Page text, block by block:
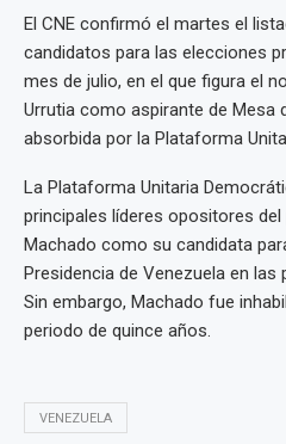
El CNE confirmó el martes el
candidatos para las elecciones
mes de julio, en el que figura el
Urrutia como aspirante de Mesa
absorbida por la Plataforma
La Plataforma Unitaria
principales líderes opositores
Machado como su candidata
Presidencia de Venezuela en
Sin embargo, Machado fue
periodo de quince años.
VENEZUELA